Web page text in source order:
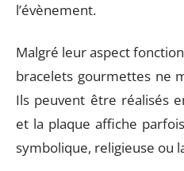
l’évènement.
Malgré leur aspect
bracelets gourmettes ne
Ils peuvent être réalisés
et la plaque affiche
symbolique, religieuse ou